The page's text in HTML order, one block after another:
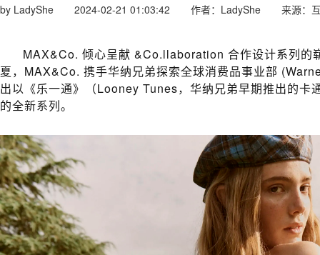
what's new :
塑造先锋体验 尽释美学主张 ANNAKIKI上海首家独立旗舰
what's new : 【GUCCI腕表珠宝】一期一会，今年的圣诞节气氛来自于？
what's new : 爱马仕ARCEAU Belles du Mexique 腕表
by LadyShe 2024-02-21 01:03:42 作者：LadyShe 来源：
MAX&Co. 倾心呈献 &Co.llaboration 合作设计系列
夏，MAX&Co. 携手华纳兄弟探索全球消费品事业部
出以《乐一通》（Looney Tunes，华纳兄弟早期推出的
的全新系列。